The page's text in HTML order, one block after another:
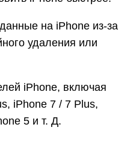
на iPhone из-за
удаления или
iPhone, включая
iPhone 7 / 7 Plus,
5 и т. Д.